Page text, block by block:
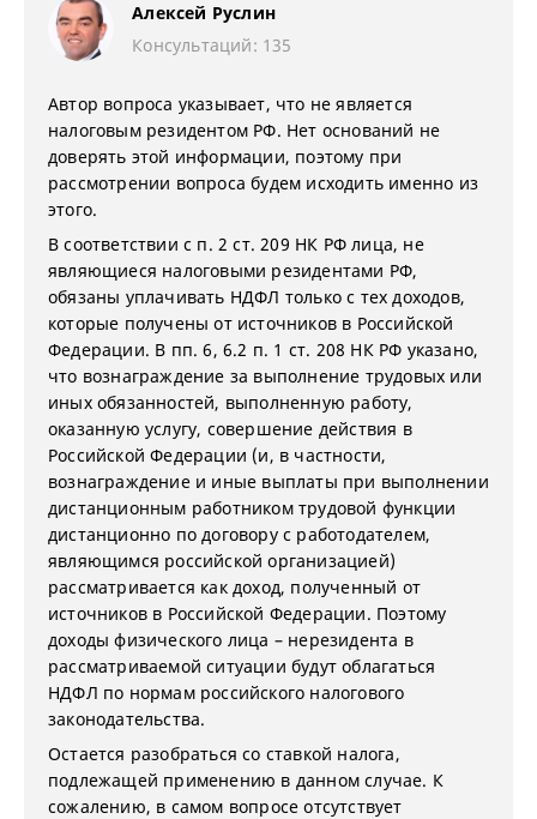
Алексей Руслин
Консультаций: 135
Автор вопроса указывает, что не является
налоговым резидентом РФ. Нет оснований не
доверять этой информации, поэтому при
рассмотрении вопроса будем исходить именно из
этого.
В соответствии с п. 2 ст. 209 НК РФ лица, не
являющиеся налоговыми резидентами РФ,
обязаны уплачивать НДФЛ только с тех доходов,
которые получены от источников в Российской
Федерации. В пп. 6, 6.2 п. 1 ст. 208 НК РФ указано,
что вознаграждение за выполнение трудовых или
иных обязанностей, выполненную работу,
оказанную услугу, совершение действия в
Российской Федерации (и, в частности,
вознаграждение и иные выплаты при выполнении
дистанционным работником трудовой функции
дистанционно по договору с работодателем,
являющимся российской организацией)
рассматривается как доход, полученный от
источников в Российской Федерации. Поэтому
доходы физического лица – нерезидента в
рассматриваемой ситуации будут облагаться
НДФЛ по нормам российского налогового
законодательства.
Остается разобраться со ставкой налога,
подлежащей применению в данном случае. К
сожалению, в самом вопросе отсутствует